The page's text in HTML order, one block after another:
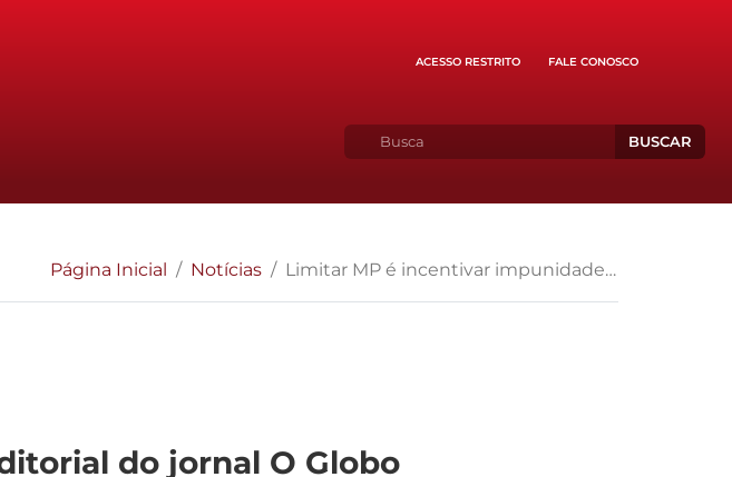
ACESSO RESTRITO FALE CONOSCO
BUSCAR
Página Inicial Notícias Limitar MP é incentivar impunidade – editorial do jornal O Globo
do jornal O Globo